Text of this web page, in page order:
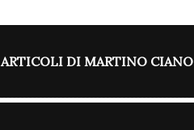
ARTICOLI DI MARTINO CIANO